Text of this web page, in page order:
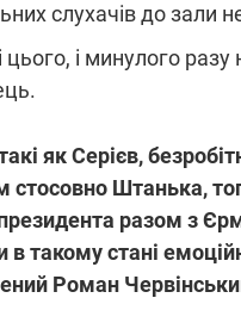
слухачів до зали
і минулого разу
як Серієв,
Штанька,
разом з
в такому стані
Роман